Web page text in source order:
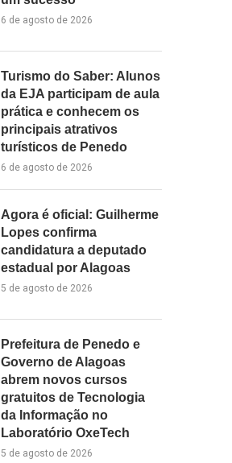
6 de agosto de 2026
Turismo do Saber: Alunos
da EJA participam de aula
prática e conhecem os
principais atrativos
turísticos de Penedo
6 de agosto de 2026
Agora é oficial: Guilherme
Lopes confirma
candidatura a deputado
estadual por Alagoas
5 de agosto de 2026
Prefeitura de Penedo e
Governo de Alagoas
abrem novos cursos
gratuitos de Tecnologia
da Informação no
Laboratório OxeTech
5 de agosto de 2026